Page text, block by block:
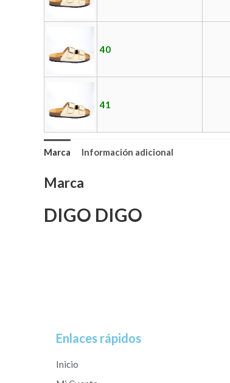
40
41
Marca Información adicional
Marca
DIGO DIGO
Enlaces rápidos
Inicio